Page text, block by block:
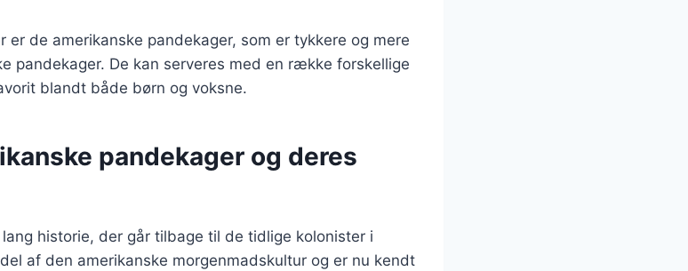
er de amerikanske pandekager, som er tykkere og mere
pandekager. De kan serveres med en række forskellige
blandt både børn og voksne.
pandekager og deres
historie, der går tilbage til de tidlige kolonister i
af den amerikanske morgenmadskultur og er nu kendt